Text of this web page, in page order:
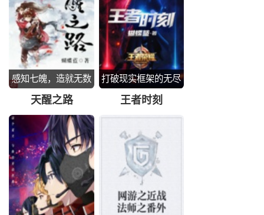
感知七魄，造就无数
强者
天醒之路
打破现实框架的无尽
幻想
王者时刻